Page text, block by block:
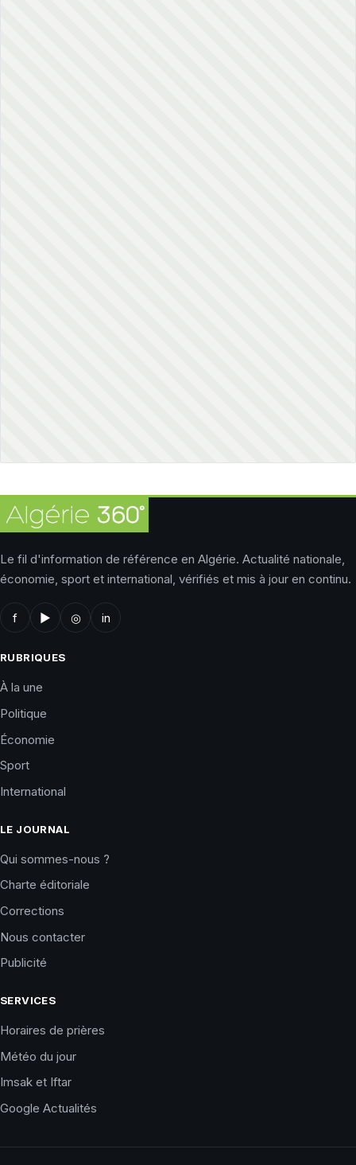
Le fil d'information de référence en Algérie. Actualité nationale,
économie, sport et international, vérifiés et mis à jour en continu.
f ▶ ◎ in
RUBRIQUES
À la une
Politique
Économie
Sport
International
LE JOURNAL
Qui sommes-nous ?
Charte éditoriale
Corrections
Nous contacter
Publicité
SERVICES
Horaires de prières
Météo du jour
Imsak et Iftar
Google Actualités